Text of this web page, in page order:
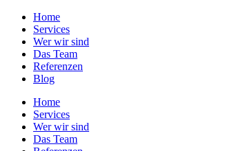
Home
Services
Wer wir sind
Das Team
Referenzen
Blog
Home
Services
Wer wir sind
Das Team